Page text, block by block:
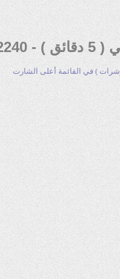
2240
) في القائمة أعلى الشارت